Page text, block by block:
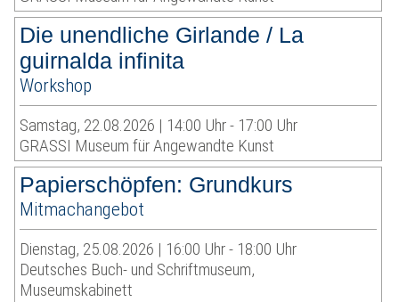
Die unendliche Girlande / La
guirnalda infinita
Workshop
Samstag, 22.08.2026 | 14:00 Uhr - 17:00 Uhr
GRASSI Museum für Angewandte Kunst
Papierschöpfen: Grundkurs
Mitmachangebot
Dienstag, 25.08.2026 | 16:00 Uhr - 18:00 Uhr
Deutsches Buch- und Schriftmuseum,
Museumskabinett